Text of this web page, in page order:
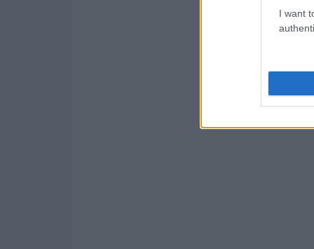
I want